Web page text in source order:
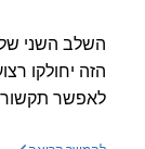
השני של מכרז
תקשורת